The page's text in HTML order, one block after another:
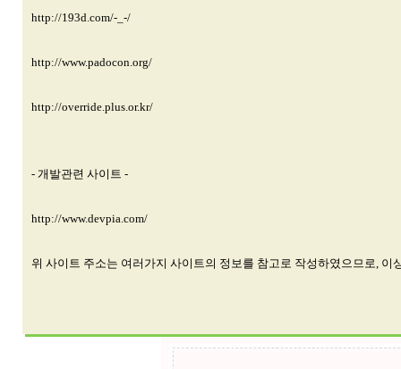
http://193d.com/-_-/
http://www.padocon.org/
http://override.plus.or.kr/
- 개발관련 사이트 -
http://www.devpia.com/
위 사이트 주소는 여러가지 사이트의 정보를 참고로 작성하였으므로,